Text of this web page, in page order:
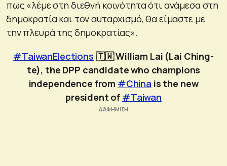
πως «λέμε στη διεθνή κοινότητα ότι ανάμεσα στη
δημοκρατία και τον αυταρχισμό, θα είμαστε με
την πλευρά της δημοκρατίας».
#TaiwanElections 🇹🇼 William Lai (Lai Ching-
te), the DPP candidate who champions
independence from #China is the new
president of #Taiwan